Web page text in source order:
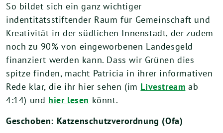
So bildet sich ein ganz wichtiger
indentitätsstiftender Raum für Gemeinschaft und
Kreativität in der südlichen Innenstadt, der zudem
noch zu 90% von eingeworbenen Landesgeld
finanziert werden kann. Dass wir Grünen dies
spitze finden, macht Patricia in ihrer informativen
Rede klar, die ihr hier sehen (im Livestream ab
4:14) und hier lesen könnt.
Geschoben: Katzenschutzverordnung (Ofa)